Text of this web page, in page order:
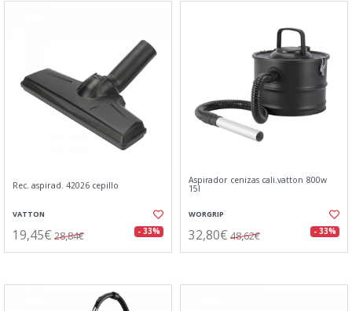
Rec. aspirad. 42026 cepillo
VATTON
19,45€ 28,84€ - 33%
Aspirador cenizas cali.vatton 800w
15l
WORGRIP
32,80€ 48,62€ - 33%